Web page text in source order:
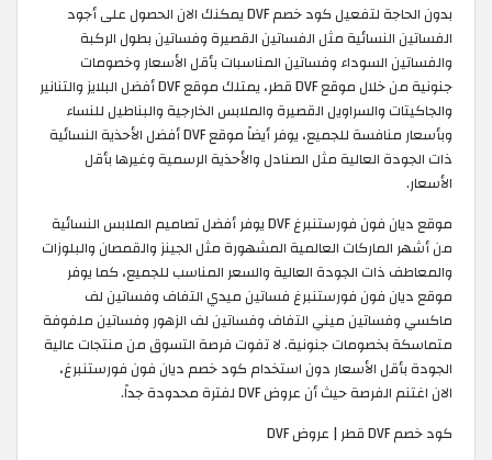
بدون الحاجة لتفعيل كود خصم DVF يمكنك الان الحصول على أجود
الفساتين النسائية مثل الفساتين القصيرة وفساتين بطول الركبة
والفساتين السوداء وفساتين المناسبات بأقل الأسعار وخصومات
جنونية من خلال موقع DVF قطر، يمتلك موقع DVF أفضل البلايز والتنانير
والجاكيتات والسراويل القصيرة والملابس الخارجية والبناطيل للنساء
وبأسعار منافسة للجميع، يوفر أيضاً موقع DVF أفضل الأحذية النسائية
ذات الجودة العالية مثل الصنادل والأحذية الرسمية وغيرها بأقل
الأسعار.
موقع ديان فون فورستنبرغ DVF يوفر أفضل تصاميم الملابس النسائية
من أشهر الماركات العالمية المشهورة مثل الجينز والقمصان والبلوزات
والمعاطف ذات الجودة العالية والسعر المناسب للجميع، كما يوفر
موقع ديان فون فورستنبرغ فساتين ميدي التفاف وفساتين لف
ماكسي وفساتين ميني التفاف وفساتين لف الزهور وفساتين ملفوفة
متماسكة بخصومات جنونية. لا تفوت فرصة التسوق من منتجات عالية
الجودة بأقل الأسعار دون استخدام كود خصم ديان فون فورستنبرغ،
الان اغتنم الفرصة حيث أن عروض DVF لفترة محدودة جداً. ​
كود خصم DVF قطر | عروض DVF